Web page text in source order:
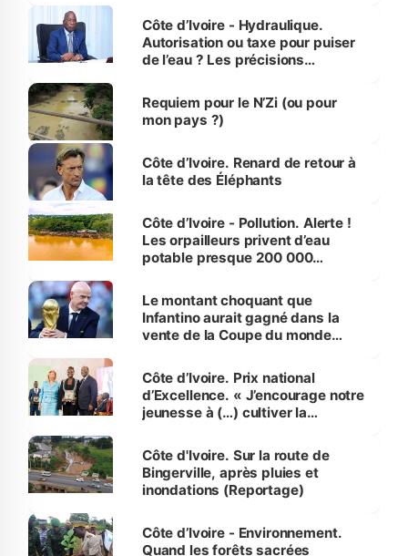
Côte d’Ivoire - Hydraulique.
Autorisation ou taxe pour puiser
de l’eau ? Les précisions
Requiem pour le N’Zi (ou pour
mon pays ?)
Côte d’Ivoire. Renard de retour à
la tête des Éléphants
Côte d’Ivoire - Pollution. Alerte !
Les orpailleurs privent d’eau
potable presque 200 000
Le montant choquant que
Infantino aurait gagné dans la
vente de la Coupe du monde
Côte d’Ivoire. Prix national
d’Excellence. « J’encourage notre
jeunesse à (…) cultiver la
(Alassane Ouattara
Côte d'Ivoire. Sur la route de
Bingerville, après pluies et
inondations (Reportage)
Côte d’Ivoire - Environnement.
Quand les forêts sacrées